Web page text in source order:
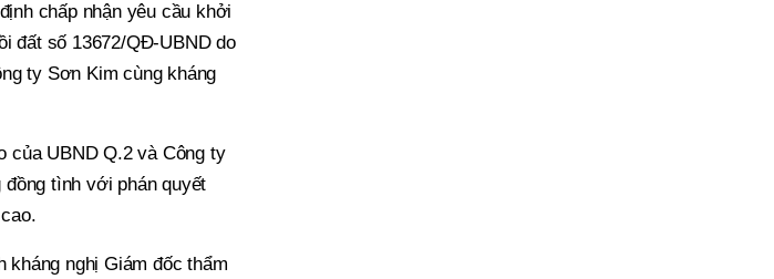
chấp nhận yêu cầu khởi
đất số 13672/QĐ-UBND do
ty Sơn Kim cùng kháng
của UBND Q.2 và Công ty
tình với phán quyết
kháng nghị Giám đốc thẩm